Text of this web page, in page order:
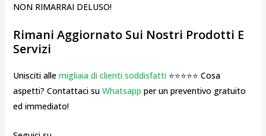
NON RIMARRAI DELUSO!
Rimani Aggiornato Sui Nostri Prodotti E
Servizi
Unisciti alle migliaia di clienti soddisfatti⭐⭐⭐⭐⭐ Cosa
aspetti? Contattaci su Whatsapp per un preventivo gratuito
ed immediato!